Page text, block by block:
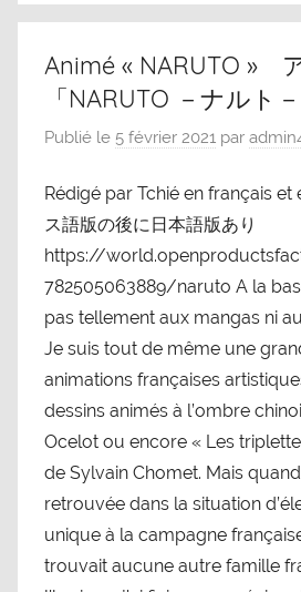
Animé « NARUTO »
「NARUTO －ナルト－
Publié le 5 février 2021 par
Rédigé par Tchié en français et
ス語版の後に日本語版あり
https://
782505063889/naruto A la
pas tellement aux mangas ni
Je suis tout de même une
animations françaises
dessins animés à l’ombre
Ocelot ou encore « Les
de Sylvain Chomet. Mais
retrouvée dans la situation
unique à la campagne
trouvait aucune autre famille